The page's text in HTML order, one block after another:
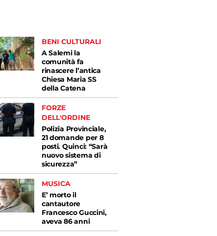
BENI CULTURALI
A Salemi la
comunità fa
rinascere l’antica
Chiesa Maria SS
della Catena
FORZE
DELL'ORDINE
Polizia Provinciale,
21 domande per 8
posti. Quinci: “Sarà
nuovo sistema di
sicurezza”
MUSICA
E’ morto il
cantautore
Francesco Guccini,
aveva 86 anni